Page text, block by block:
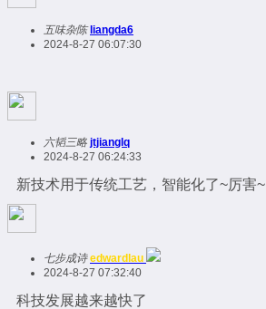
五味杂陈 liangda6
2024-8-27 06:07:30
六韬三略 jtjianglq
2024-8-27 06:24:33
新技术用于传统工艺，智能化了~厉害~
七步成诗 edwardlau
2024-8-27 07:32:40
科技发展越来越快了